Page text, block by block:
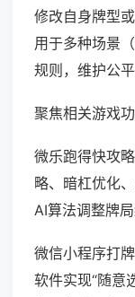
修改自身牌型
用于多种场景
规则，维护公平
聚焦相关游戏
微乐跑得快攻
略、暗杠优化
AI算法调整牌
微信小程序打
软件实现“随意